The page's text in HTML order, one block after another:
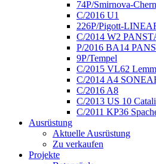
74P/Smirnova-
C/2016 U1
226P/Pigott-
C/2014 W2
P/2016 BA14
9P/Tempel
C/2015 VL62
C/2014 A4
C/2016 A8
C/2013 US 10
C/2011 KP36
Ausrüstung
Aktuelle Ausrüstung
Zu verkaufen
Projekte